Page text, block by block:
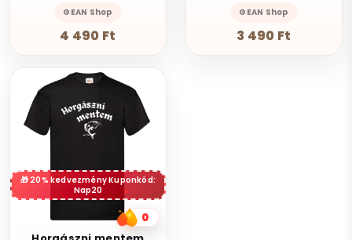
GEAN Shop
4 490 Ft
GEAN Shop
3 490 Ft
20% kedvezmény Kuponkód:
Nap20
0